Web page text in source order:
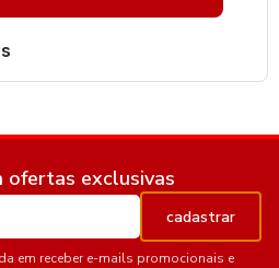
ofertas exclusivas
cadastrar
em receber e-mails promocionais e